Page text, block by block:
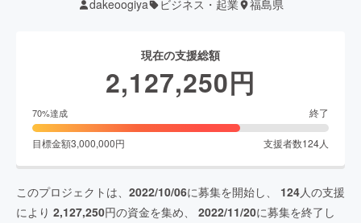
dakeoogiya ビジネス・起業 福島県
現在の支援総額
2,127,250円
70%達成 終了
目標金額3,000,000円 支援者数124人
このプロジェクトは、 2022/10/06に募集を開始し、 124人の支援
により 2,127,250円の資金を集め、 2022/11/20に募集を終了し